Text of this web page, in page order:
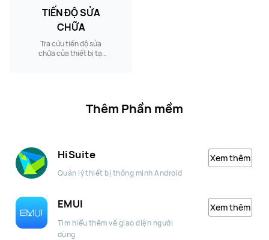
TIẾN ĐỘ SỬA
CHỮA
Tra cứu tiến độ sửa
chữa của thiết bị tại
Thêm Phần mềm
HiSuite
Quản lý thiết bị thông minh Android
Xem thêm
EMUI
Tìm hiểu thêm về giao diện người
dùng
Xem thêm